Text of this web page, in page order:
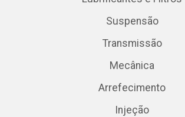
Suspensão
Transmissão
Mecânica
Arrefecimento
Injeção